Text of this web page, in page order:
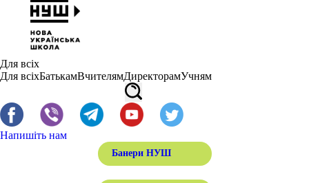
Для всіх
Для всіхБатькамВчителямДиректорамУчням
Напишіть нам
Банери НУШ